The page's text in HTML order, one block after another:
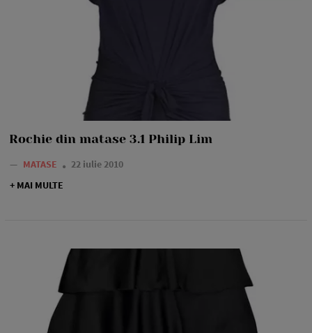
Rochie din matase 3.1 Philip Lim
— MATASE
22 iulie 2010
+ MAI MULTE